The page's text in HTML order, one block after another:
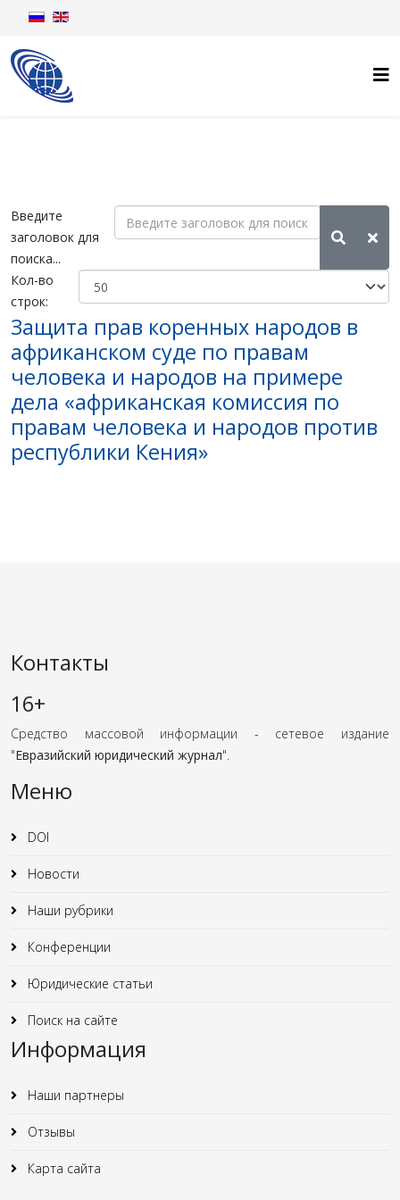
Введите
заголовок для
поиска...
Кол-во
строк:
Защита прав коренных народов в
африканском суде по правам
человека и народов на примере
дела «африканская комиссия по
правам человека и народов против
республики Кения»
Контакты
16+
Средство массовой информации - сетевое издание
"Евразийский юридический журнал".
Меню
DOI
Новости
Наши рубрики
Конференции
Юридические статьи
Поиск на сайте
Информация
Наши партнеры
Отзывы
Карта сайта